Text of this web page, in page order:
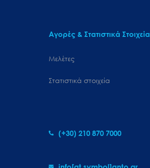
Αγορές & Στατιστικά Στοιχεία
Μελέτες
Στατιστικά στοιχεία
(+30) 210 870 7000